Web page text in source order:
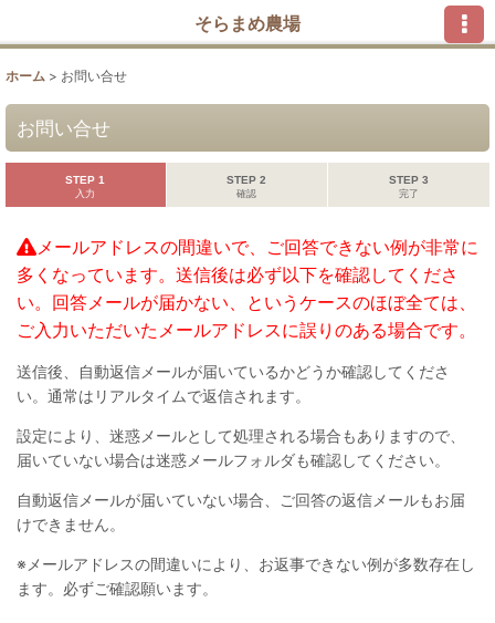
そらまめ農場
ホーム > お問い合せ
お問い合せ
STEP 1
入力
STEP 2
確認
STEP 3
完了
メールアドレスの間違いで、ご回答できない例が非常に
多くなっています。送信後は必ず以下を確認してくださ
い。回答メールが届かない、というケースのほぼ全ては、
ご入力いただいたメールアドレスに誤りのある場合です。
送信後、自動返信メールが届いているかどうか確認してくださ
い。通常はリアルタイムで返信されます。
設定により、迷惑メールとして処理される場合もありますので、
届いていない場合は迷惑メールフォルダも確認してください。
自動返信メールが届いていない場合、ご回答の返信メールもお届
けできません。
※メールアドレスの間違いにより、お返事できない例が多数存在し
ます。必ずご確認願います。